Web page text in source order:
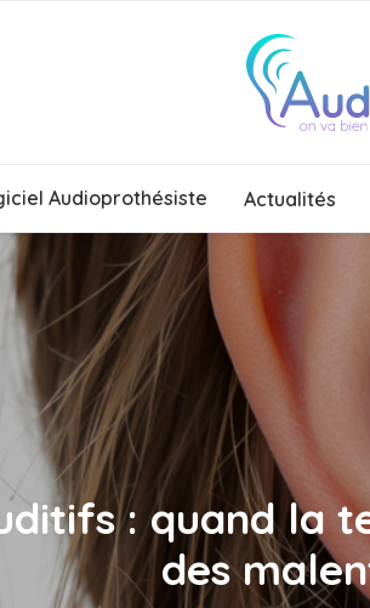
Audioprothésiste Actualités
: quand la
des